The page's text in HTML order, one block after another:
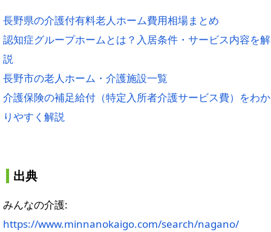
長野県の介護付有料老人ホーム費用相場まとめ
認知症グループホームとは？入居条件・サービス内容を解
説
長野市の老人ホーム・介護施設一覧
介護保険の補足給付（特定入所者介護サービス費）をわか
りやすく解説
出典
みんなの介護:
https://www.minnanokaigo.com/search/nagano/